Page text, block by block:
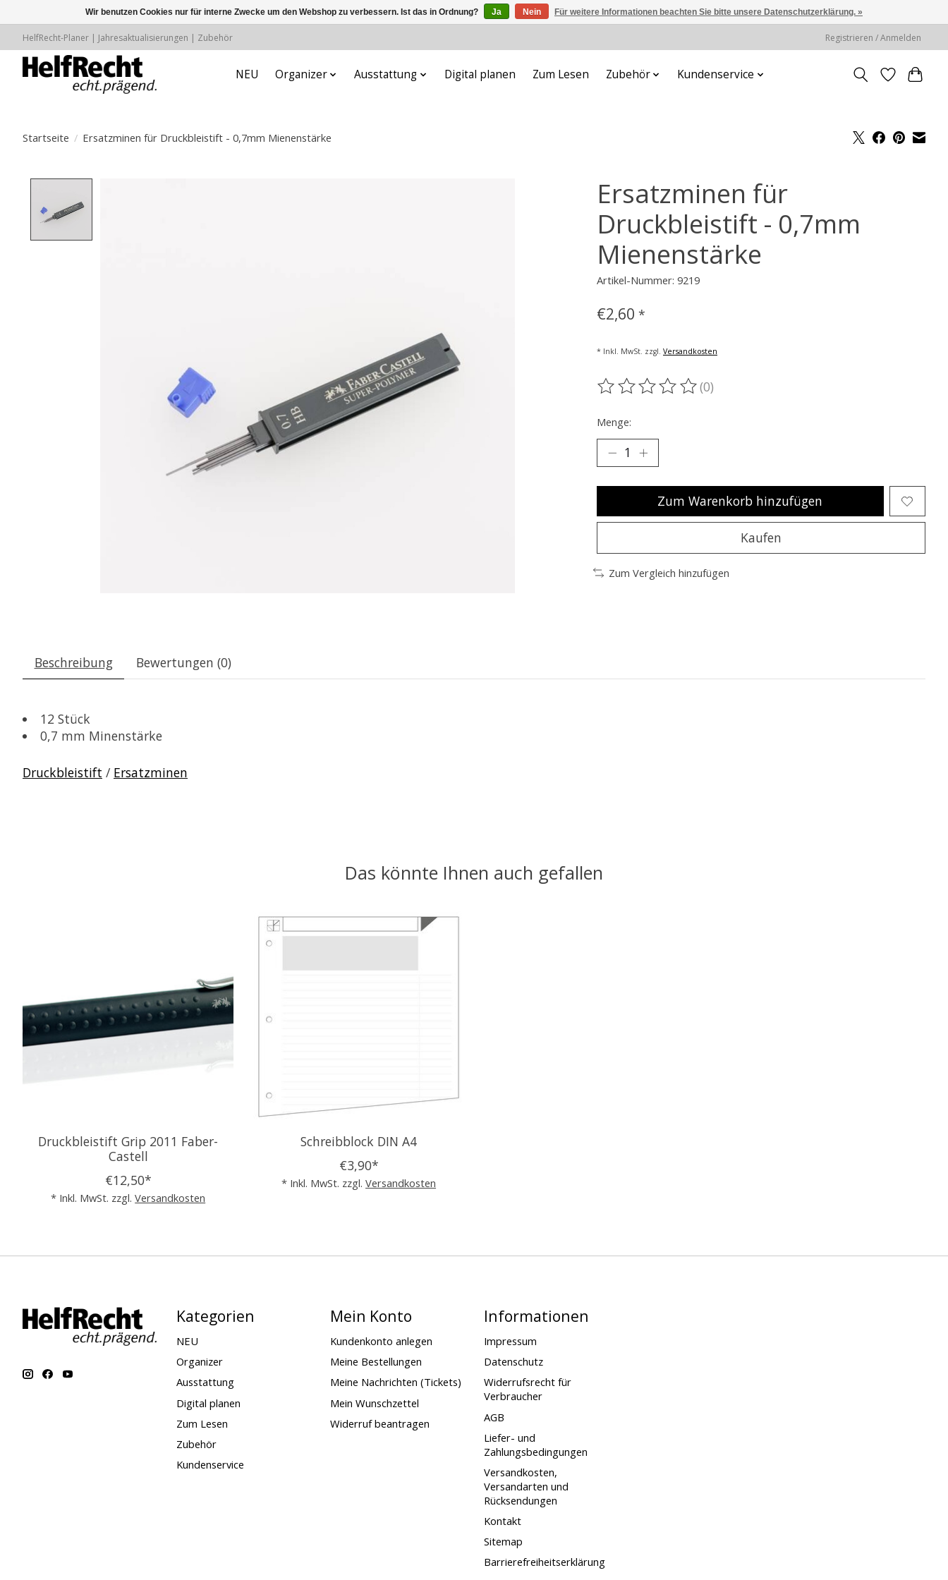
HelfRecht-Planer | Jahresaktualisierungen | Zubehör Registrieren / Anmelden
NEU Organizer Ausstattung Digital planen Zum Lesen Zubehör Kundenservice
Startseite / Ersatzminen für Druckbleistift - 0,7mm Mienenstärke
Ersatzminen für
Druckbleistift - 0,7mm
Mienenstärke
Artikel-Nummer: 9219
€2,60 *
* Inkl. MwSt. zzgl. Versandkosten
Die Bewertung dieses Produkts ist
(0)
Menge:
Zum Warenkorb hinzufügen
Kaufen
Zum Vergleich hinzufügen
Beschreibung Bewertungen (0)
12 Stück
0,7 mm Minenstärke
Druckbleistift / Ersatzminen
Das könnte Ihnen auch gefallen
Druckbleistift Grip 2011 Faber-
Castell
€12,50*
* Inkl. MwSt. zzgl.Versandkosten
Schreibblock DIN A4
€3,90*
* Inkl. MwSt. zzgl.Versandkosten
Kategorien
NEU
Organizer
Ausstattung
Digital planen
Zum Lesen
Zubehör
Kundenservice
Mein Konto
Kundenkonto anlegen
Meine Bestellungen
Meine Nachrichten (Tickets)
Mein Wunschzettel
Widerruf beantragen
Informationen
Impressum
Datenschutz
Widerrufsrecht für
Verbraucher
AGB
Liefer- und
Zahlungsbedingungen
Versandkosten,
Versandarten und
Rücksendungen
Kontakt
Sitemap
Barrierefreiheitserklärung
Wir benutzen Cookies nur für interne Zwecke um den Webshop zu verbessern. Ist das in Ordnung? Ja Nein Für weitere Informationen beachten Sie bitte unsere Datenschutzerklärung. »